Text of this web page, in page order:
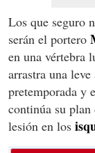
Los que seguro
serán el portero
en una vértebra
arrastra una
pretemporada y
continúa su plan
lesión en los